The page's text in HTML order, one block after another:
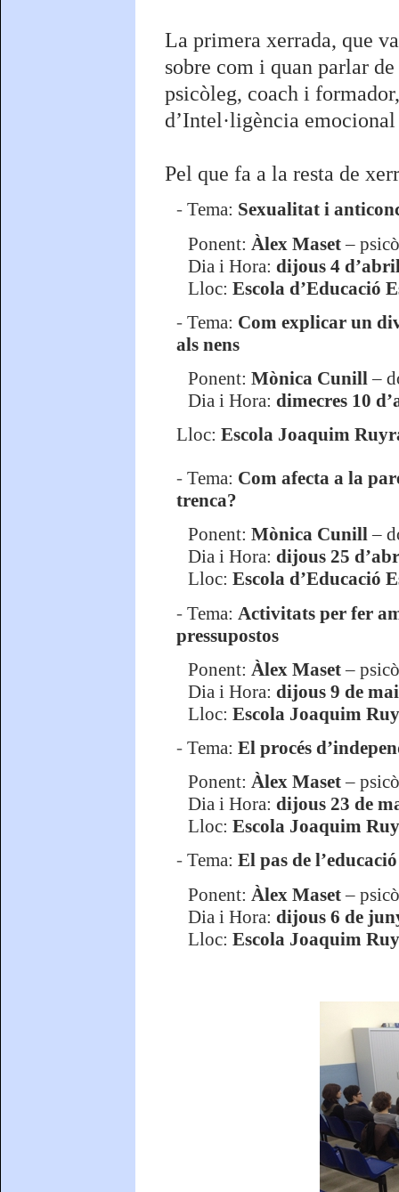
La primera xerrada, que
sobre com i quan parlar
psicòleg, coach i
d’Intel·ligència
Pel que fa a la resta de
- Tema: Sexualitat i
Ponent: Àlex Maset–
Dia i Hora: dijous 4
Lloc:Escola d’Educació
- Tema: Com explicar un
als nens
Ponent:Mònica Cunill–
Dia i Hora:dimecres 10
Lloc: Escola Joaquim
- Tema: Com afecta a la
trenca?
Ponent:Mònica Cunill–
Dia i Hora:dijous 25
Lloc:Escola d’Educació
- Tema: Activitats per fer
pressupostos
Ponent: Àlex Maset–
Dia i Hora:dijous 9 de
Lloc:Escola Joaquim
- Tema: El procés
Ponent:Àlex Maset–
Dia i Hora:dijous 23 de
Lloc:Escola Joaquim
- Tema: El pas de
Ponent: Àlex Maset–
Dia i Hora:dijous 6 de
Lloc:Escola Joaquim